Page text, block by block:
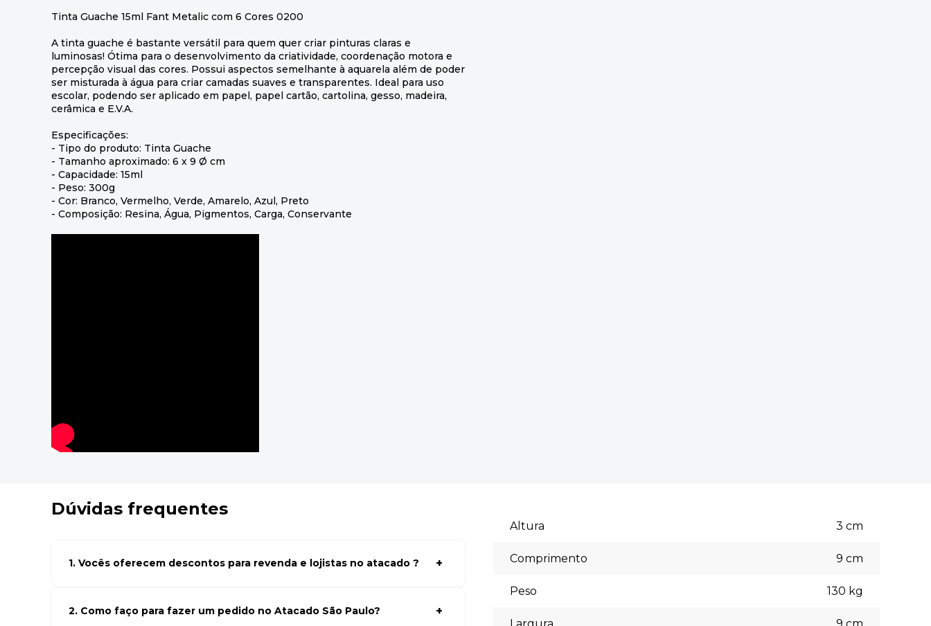
Tinta Guache 15ml Fant Metalic com 6 Cores 0200
A tinta guache é bastante versátil para quem quer criar pinturas claras e
luminosas! Ótima para o desenvolvimento da criatividade, coordenação motora e
percepção visual das cores. Possui aspectos semelhante à aquarela além de poder
ser misturada à água para criar camadas suaves e transparentes. Ideal para uso
escolar, podendo ser aplicado em papel, papel cartão, cartolina, gesso, madeira,
cerâmica e E.V.A.
Especificações:
- Tipo do produto: Tinta Guache
- Tamanho aproximado: 6 x 9 Ø cm
- Capacidade: 15ml
- Peso: 300g
- Cor: Branco, Vermelho, Verde, Amarelo, Azul, Preto
- Composição: Resina, Água, Pigmentos, Carga, Conservante
Dúvidas frequentes
1. Vocês oferecem descontos para revenda e lojistas no atacado ?
de negócio
2. Como faço para fazer um pedido no Atacado São Paulo?
Altura 3 cm
Comprimento 9 cm
Peso 130 kg